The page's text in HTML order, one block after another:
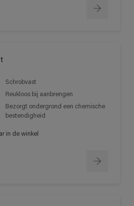
Schrobvast
Reukloos bij aanbrengen
Bezorgt ondergrond een chemische
bestendigheid
in de winkel